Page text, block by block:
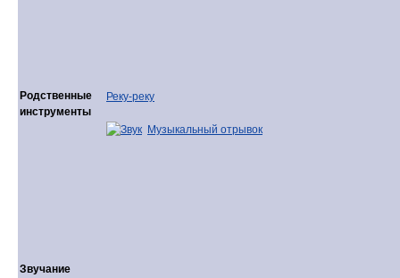
Родственные
инструменты
Реку-реку
Звучание
Музыкальный отрывок